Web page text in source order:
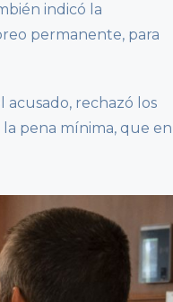
indicó la
permanente, para
acusado, rechazó los
pena mínima, que en